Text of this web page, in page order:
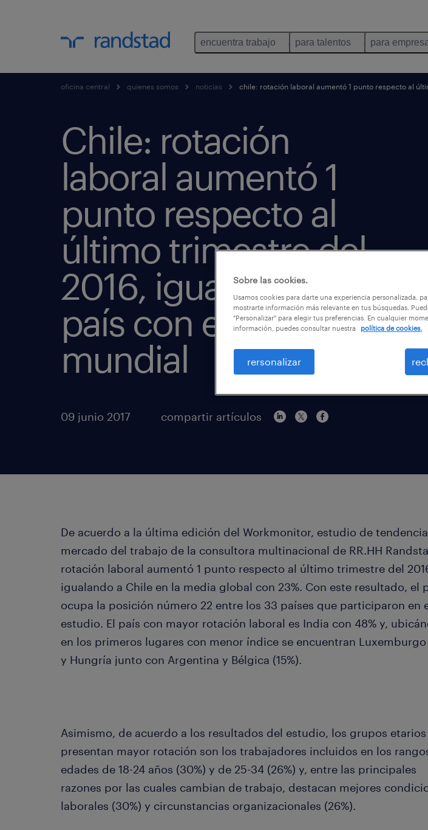
encuentra trabajo para talentos para
oficina central quienes somos noticias chile: rotación laboral aumentó 1 punto respecto al
Chile: rotación
laboral aumentó 1
punto respecto al
último trimestre del
2016, igualando al
país con el promedio
mundial
09 junio 2017 compartir artículos
De acuerdo a la última edición del Workmonitor, estudio de
mercado del trabajo de la consultora multinacional de RR.HH
rotación laboral aumentó 1 punto respecto al último trimestre del
igualando a Chile en la media global con 23%. Con este resultado, el
ocupa la posición número 22 entre los 33 países que participaron en
estudio. El país con mayor rotación laboral es India con 48% y,
en los primeros lugares con menor índice se encuentran Luxemburgo
y Hungría junto con Argentina y Bélgica (15%).
Asimismo, de acuerdo a los resultados del estudio, los grupos
presentan mayor rotación son los trabajadores incluidos en los
edades de 18-24 años (30%) y de 25-34 (26%) y, entre las principales
razones por las cuales cambian de trabajo, destacan mejores
laborales (30%) y circunstancias organizacionales (26%).
Sobre las cookies.
Usamos cookies para darte una experiencia personalizada,
mostrarte información más relevante en tus búsquedas.
"Personalizar" para elegir tus preferencias. En cualquier
información, puedes consultar nuestra
política de cookies.
rersonalizar